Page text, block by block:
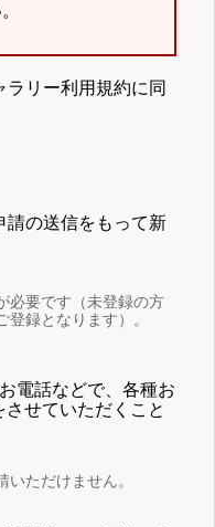
ラリー利用規約に同
請の送信をもって新
必要です（未登録の方
録となります）。
電話などで、各種お
せていただくこと
ただけません。